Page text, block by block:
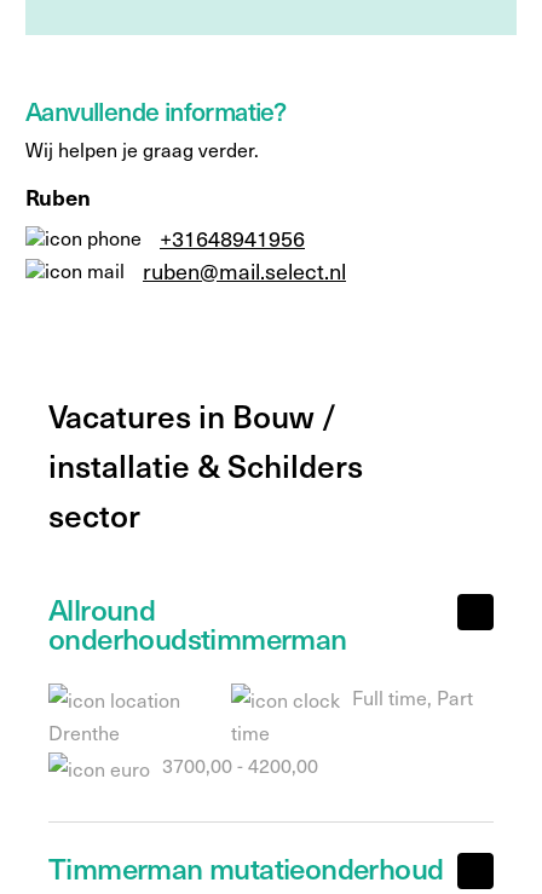
Aanvullende informatie?
Wij helpen je graag verder.
Ruben
+31648941956
ruben@mail.select.nl
Vacatures in Bouw /
installatie & Schilders
sector
Allround
onderhoudstimmerman
Drenthe
Full time, Part
time
3700,00 - 4200,00
Timmerman mutatieonderhoud